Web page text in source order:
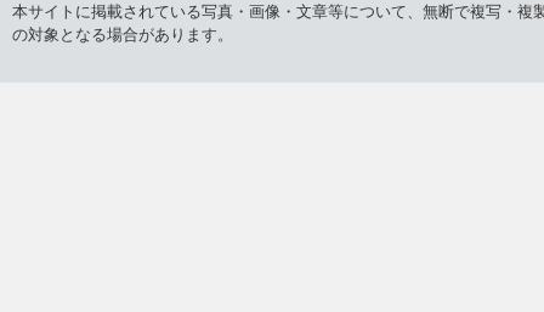
本サイトに掲載されている写真・画像・文章等について、無断で複写・
の対象となる場合があります。